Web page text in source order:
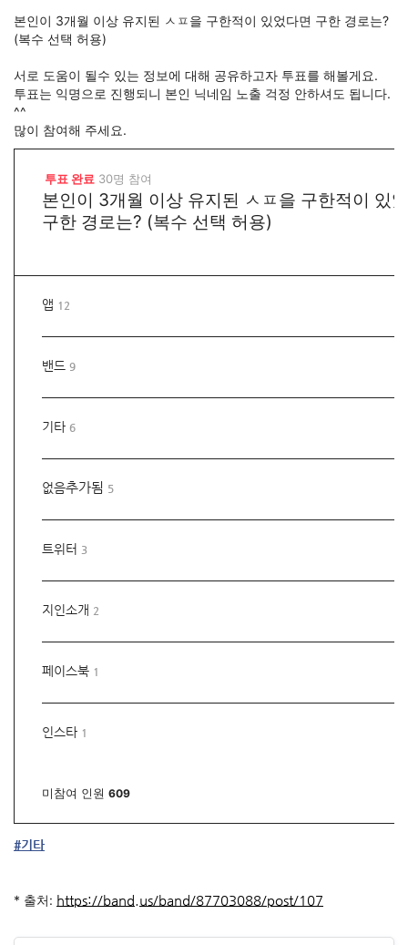
본인이 3개월 이상 유지된 ㅅㅍ을 구한적이 있었다면 구한 경로는?
(복수 선택 허용)
서로 도움이 될수 있는 정보에 대해 공유하고자 투표를 해볼게요.
투표는 익명으로 진행되니 본인 닉네임 노출 걱정 안하셔도 됩니다.
^^
많이 참여해 주세요.
투표 완료 30명 참여
본인이 3개월 이상 유지된 ㅅㅍ을 구한적이 있
구한 경로는? (복수 선택 허용)
앱 12
밴드 9
기타 6
없음추가됨 5
트위터 3
지인소개 2
페이스북 1
인스타 1
미참여 인원 609
#기타
* 출처: https://band.us/band/87703088/post/107